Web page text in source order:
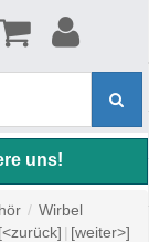
uns!
/ Wirbel
[<zurück] | [weiter>]